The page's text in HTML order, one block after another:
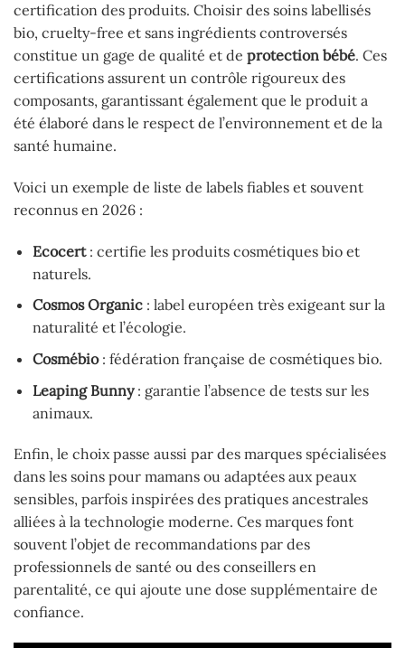
certification des produits. Choisir des soins labellisés
bio, cruelty-free et sans ingrédients controversés
constitue un gage de qualité et de protection bébé. Ces
certifications assurent un contrôle rigoureux des
composants, garantissant également que le produit a
été élaboré dans le respect de l’environnement et de la
santé humaine.
Voici un exemple de liste de labels fiables et souvent
reconnus en 2026 :
Ecocert: certifie les produits cosmétiques bio et
naturels.
Cosmos Organic: label européen très exigeant sur la
naturalité et l’écologie.
Cosmébio: fédération française de cosmétiques bio.
Leaping Bunny: garantie l’absence de tests sur les
animaux.
Enfin, le choix passe aussi par des marques spécialisées
dans les soins pour mamans ou adaptées aux peaux
sensibles, parfois inspirées des pratiques ancestrales
alliées à la technologie moderne. Ces marques font
souvent l’objet de recommandations par des
professionnels de santé ou des conseillers en
parentalité, ce qui ajoute une dose supplémentaire de
confiance.